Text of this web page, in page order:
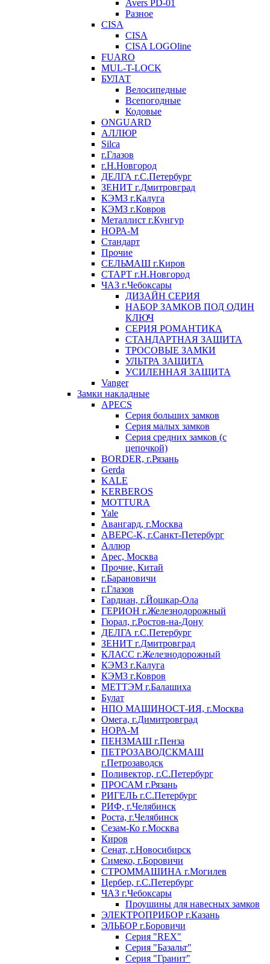
Avers PD-01
Разное
CISA
CISA
CISA LOGOline
FUARO
MUL-T-LOCK
БУЛАТ
Велосипедные
Всепогодные
Кодовые
ONGUARD
АЛЛЮР
Silca
г.Глазов
г.Н.Новгород
ДЕЛГА г.С.Петербург
ЗЕНИТ г.Дмитровград
КЭМЗ г.Калуга
КЭМЗ г.Ковров
Металлист г.Кунгур
НОРА-М
Стандарт
Прочие
СЕЛЬМАШ г.Киров
СТАРТ г.Н.Новгород
ЧАЗ г.Чебоксары
ДИЗАЙН СЕРИЯ
НАБОР ЗАМКОВ ПОД ОДИН
КЛЮЧ
СЕРИЯ РОМАНТИКА
СТАНДАРТНАЯ ЗАЩИТА
ТРОСОВЫЕ ЗАМКИ
УЛЬТРА ЗАЩИТА
УСИЛЕННАЯ ЗАЩИТА
Vanger
Замки накладные
APECS
Серия больших замков
Серия малых замков
Серия средних замков (с
цепочкой)
BORDER, г.Рязань
Gerda
KALE
KERBEROS
MOTTURA
Yale
Авангард, г.Москва
АВЕРС-К, г.Санкт-Петербург
Аллюр
Арес, Москва
Прочие, Китай
г.Барановичи
г.Глазов
Гардиан, г.Йошкар-Ола
ГЕРИОН г.Железнодорожный
Гюрал, г.Ростов-на-Дону
ДЕЛГА г.С.Петербург
ЗЕНИТ г.Дмитровград
КЛАСС г.Железнодорожный
КЭМЗ г.Калуга
КЭМЗ г.Ковров
МЕТТЭМ г.Балашиха
Булат
НПО МАШИНОСТ-ИЯ, г.Москва
Омега, г.Димитровград
НОРА-М
ПЕНЗМАШ г.Пенза
ПЕТРОЗАВОДСКМАШ
г.Петрозаводск
Поливектор, г.С.Петербург
ПРОСАМ г.Рязань
РИГЕЛЬ г.С.Петербург
РИФ, г.Челябинск
Роста, г.Челябинск
Сезам-Ко г.Москва
Киров
Сенат, г.Новосибирск
Симеко, г.Боровичи
СТРОММАШИНА г.Могилев
Цербер, г.С.Петербург
ЧАЗ г.Чебоксары
Проушины для навесных замков
ЭЛЕКТРОПРИБОР г.Казань
ЭЛЬБОР г.Боровичи
Серия "REX"
Серия "Базальт"
Серия "Гранит"